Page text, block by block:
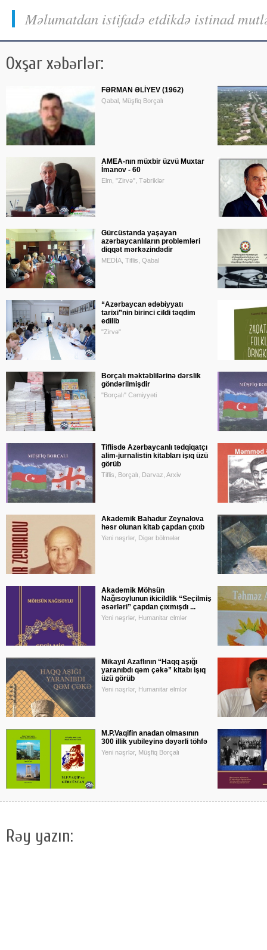
Məlumatdan istifadə etdikdə istinad
Oxşar xəbərlər:
FƏRMAN ƏLİYEV (1962)
Qabal, Müşfiq Borçalı
AMEA-nın müxbir üzvü Muxtar
İmanov - 60
Elm, "Zirvə", Təbriklər
Gürcüstanda yaşayan
azərbaycanlıların problemləri
diqqət mərkəzindədir
MEDİA, Tiflis, Qabal
“Azərbaycan ədəbiyyatı
tarixi”nin birinci cildi təqdim
edilib
"Zirvə"
Borçalı məktəblilərinə dərslik
göndərilmişdir
"Borçalı" Cəmiyyəti
Tiflisdə Azərbaycanlı tədqiqatçı
alim-jurnalistin kitabları işıq üzü
görüb
Tiflis, Borçalı, Darvaz, Arxiv
Akademik Bahadur Zeynalova
həsr olunan kitab çapdan çıxıb
Yeni nəşrlər, Digər bölmələr
Akademik Möhsün
Nağısoylunun ikicildlik “Seçilmiş
əsərləri” çapdan çıxmışdı ...
Yeni nəşrlər, Humanitar elmlər
Mikayıl Azaflının “Haqq aşığı
yaranıbdı qəm çəkə” kitabı işıq
üzü görüb
Yeni nəşrlər, Humanitar elmlər
M.P.Vaqifin anadan olmasının
300 illik yubileyinə dəyərli töhfə
Yeni nəşrlər, Müşfiq Borçalı
Rəy yazın: